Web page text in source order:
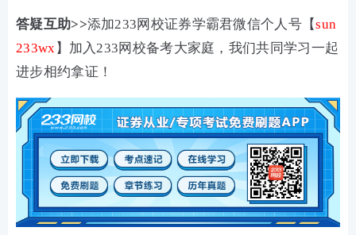
答疑互助>>添加233网校证券学霸君微信个人号【sun
233wx 】加入233网校备考大家庭，我们共同学习一起
进步相约拿证！